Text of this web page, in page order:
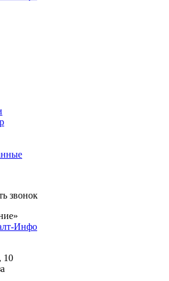
звонок
Инфо
10